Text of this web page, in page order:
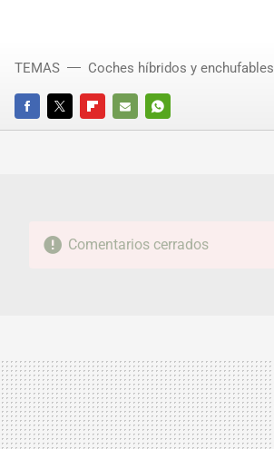
FACEBOOKTWITTERFLIPBOARD
E-
WHATSAPP
TEMAS Coches híbridos y enchufables
Comentarios cerrados